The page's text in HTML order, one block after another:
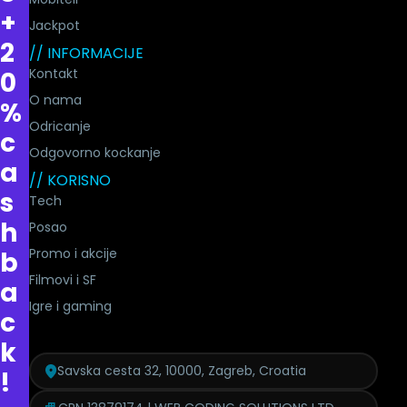
+
2
0
%
c
a
s
h
b
a
c
k
!
Jackpot
// INFORMACIJE
Kontakt
O nama
Odricanje
Odgovorno kockanje
// KORISNO
Tech
Posao
Promo i akcije
Filmovi i SF
Igre i gaming
Savska cesta 32, 10000, Zagreb, Croatia